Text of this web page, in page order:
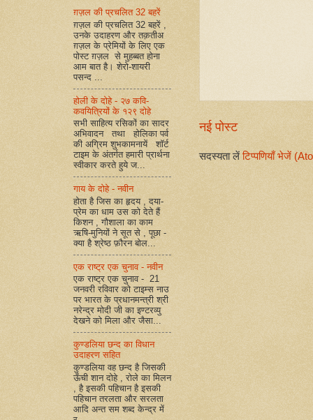
नई पोस्ट
सदस्यता लेंटिप्पणियाँ भेजें
ग़ज़ल की प्रचलित 32 बहरें
ग़ज़ल की प्रचलित 32 बहरें ,
उनके उदाहरण और तक़तीअ
ग़ज़ल के प्रेमियों के लिए एक
पोस्ट ग़ज़ल से मुहब्बत होना
आम बात है। शेरो-शायरी
पसन्द ...
होली के दोहे - २७ कवि-
कवयित्रियों के १२९ दोहे
सभी साहित्य रसिकों का सादर
अभिवादन तथा होलिका पर्व
की अग्रिम शुभकामनायें शॉर्ट
टाइम के अंतर्गत हमारी प्रार्थना
स्वीकार करते हुये ज...
गाय के दोहे - नवीन
होता है जिस का हृदय , दया-
प्रेम का धाम उस को देते हैं
किशन , गौशाला का काम
ऋषि-मुनियों ने सूत से , पूछा -
क्या है श्रेष्ठ फ़ौरन बोल...
एक राष्ट्र एक चुनाव - नवीन
एक राष्ट्र एक चुनाव - 21
जनवरी रविवार को टाइम्स नाउ
पर भारत के प्रधानमन्त्री श्री
नरेन्द्र मोदी जी का इण्टरव्यु
देखने को मिला और जैसा...
कुण्डलिया छन्द का विधान
उदाहरण सहित
कुण्डलिया वह छन्द है जिसकी
ऊँची शान दोहे , रोले का मिलन
, है इसकी पहिचान है इसकी
पहिचान तरलता और सरलता
आदि अन्त सम शब्द केन्द्र में